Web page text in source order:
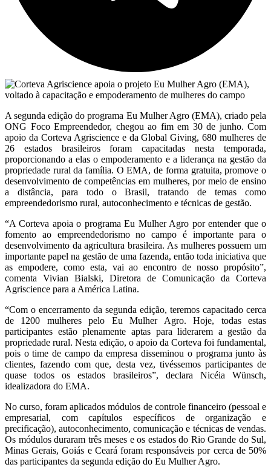
A segunda edição do programa Eu Mulher Agro (EMA), criado pela
ONG Foco Empreendedor, chegou ao fim em 30 de junho. Com
apoio da Corteva Agriscience e da Global Giving, 680 mulheres de
26 estados brasileiros foram capacitadas nesta temporada,
proporcionando a elas o empoderamento e a liderança na gestão da
propriedade rural da família. O EMA, de forma gratuita, promove o
desenvolvimento de competências em mulheres, por meio de ensino
a distância, para todo o Brasil, tratando de temas como
empreendedorismo rural, autoconhecimento e técnicas de gestão.
“A Corteva apoia o programa Eu Mulher Agro por entender que o
fomento ao empreendedorismo no campo é importante para o
desenvolvimento da agricultura brasileira. As mulheres possuem um
importante papel na gestão de uma fazenda, então toda iniciativa que
as empodere, como esta, vai ao encontro de nosso propósito”,
comenta Vivian Bialski, Diretora de Comunicação da Corteva
Agriscience para a América Latina.
“Com o encerramento da segunda edição, teremos capacitado cerca
de 1200 mulheres pelo Eu Mulher Agro. Hoje, todas estas
participantes estão plenamente aptas para liderarem a gestão da
propriedade rural. Nesta edição, o apoio da Corteva foi fundamental,
pois o time de campo da empresa disseminou o programa junto às
clientes, fazendo com que, desta vez, tivéssemos participantes de
quase todos os estados brasileiros”, declara Nicéia Wünsch,
idealizadora do EMA.
No curso, foram aplicados módulos de controle financeiro (pessoal e
empresarial, com capítulos específicos de organização e
precificação), autoconhecimento, comunicação e técnicas de vendas.
Os módulos duraram três meses e os estados do Rio Grande do Sul,
Minas Gerais, Goiás e Ceará foram responsáveis por cerca de 50%
das participantes da segunda edição do Eu Mulher Agro.